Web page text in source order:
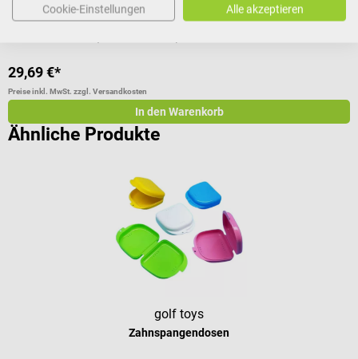
29,69 €*
Preise inkl. MwSt. zzgl. Versandkosten
In den Warenkorb
Ähnliche Produkte
golf toys
Zahnspangendosen
Cookie-Einstellungen Alle akzeptieren